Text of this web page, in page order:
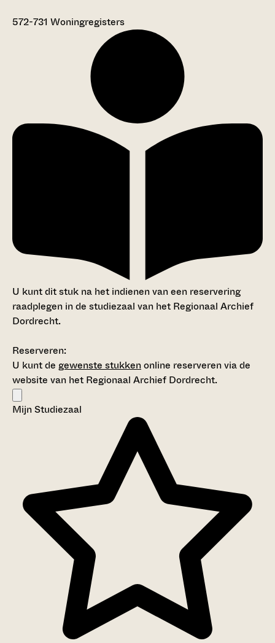
572-731 Woningregisters
U kunt dit stuk na het indienen van een reservering
raadplegen in de studiezaal van het Regionaal Archief
Dordrecht.
Reserveren:
U kunt de gewenste stukkenonline reserveren via de
website van het Regionaal Archief Dordrecht.
Mijn Studiezaal